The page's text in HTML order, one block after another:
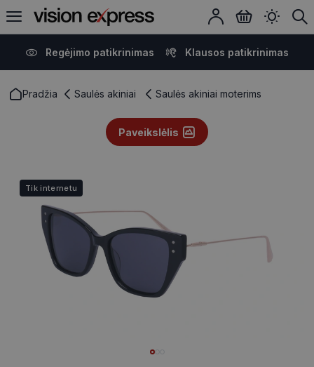
Regėjimo patikrinimas Klausos patikrinimas
Pradžia Saulės akiniai Saulės akiniai moterims
Paveikslėlis
Tik internetu